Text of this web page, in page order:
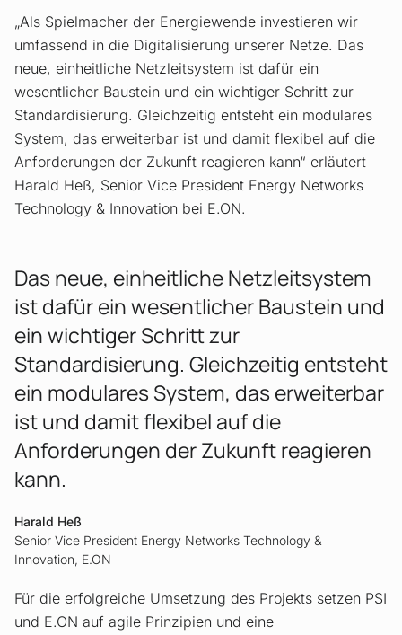
„Als Spielmacher der Energiewende investieren wir
umfassend in die Digitalisierung unserer Netze. Das
neue, einheitliche Netzleitsystem ist dafür ein
wesentlicher Baustein und ein wichtiger Schritt zur
Standardisierung. Gleichzeitig entsteht ein modulares
System, das erweiterbar ist und damit flexibel auf die
Anforderungen der Zukunft reagieren kann“ erläutert
Harald Heß, Senior Vice President Energy Networks
Technology & Innovation bei E.ON.
Das neue, einheitliche Netzleitsystem
ist dafür ein wesentlicher Baustein und
ein wichtiger Schritt zur
Standardisierung. Gleichzeitig entsteht
ein modulares System, das erweiterbar
ist und damit flexibel auf die
Anforderungen der Zukunft reagieren
kann.
Harald Heß
Senior Vice President Energy Networks Technology &
Innovation, E.ON
Für die erfolgreiche Umsetzung des Projekts setzen PSI
und E.ON auf agile Prinzipien und eine